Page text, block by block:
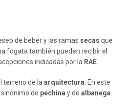
de beber y las ramas secas que
fogata también pueden recibir el
indicadas por la RAE.
terreno de la arquitectura . En este
de pechina y de albanega